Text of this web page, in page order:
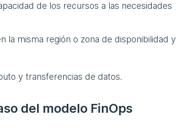
de los recursos a las necesidades
la misma región o zona de disponibilidad y
y transferencias de datos.
del modelo FinOps